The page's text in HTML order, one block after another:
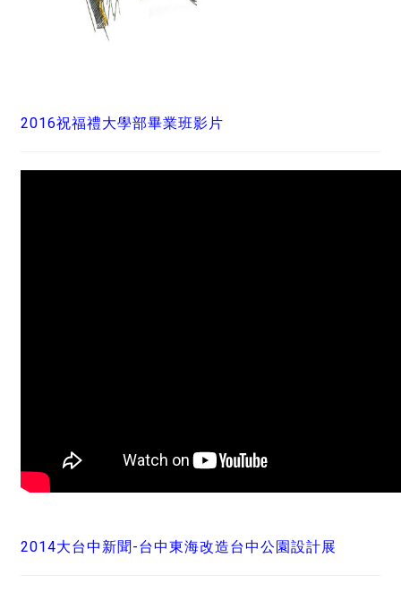
2016祝福禮大學部畢業班影片
2014大台中新聞-台中東海改造台中公園設計展